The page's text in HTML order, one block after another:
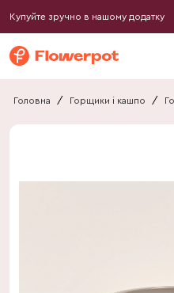
Купуйте зручно в нашому додатку
Головна / Горщики і кашпо /